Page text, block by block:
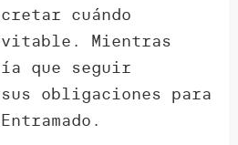
cuándo
Mientras
que seguir
obligaciones para